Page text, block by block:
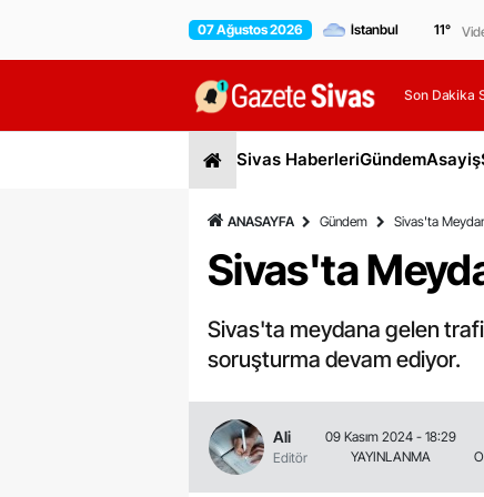
07 Ağustos 2026 11°
Son Dakika
Sivas HaberleriGündemAsayiş
ANASAYFA Gündem Sivas'ta
Sivas'ta
Sivas'ta meydana gelen
soruşturma devam ediyor.
Ali
Editör
09 Kasım 2024 - 18:29
YAYINLANMA